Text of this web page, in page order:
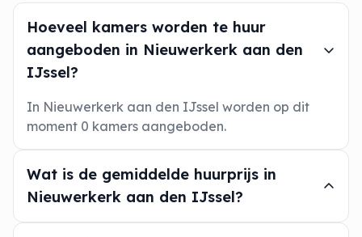
Hoeveel kamers worden te huur
aangeboden in Nieuwerkerk aan den
IJssel?
In Nieuwerkerk aan den IJssel worden op dit
moment 0 kamers aangeboden.
Wat is de gemiddelde huurprijs in
Nieuwerkerk aan den IJssel?